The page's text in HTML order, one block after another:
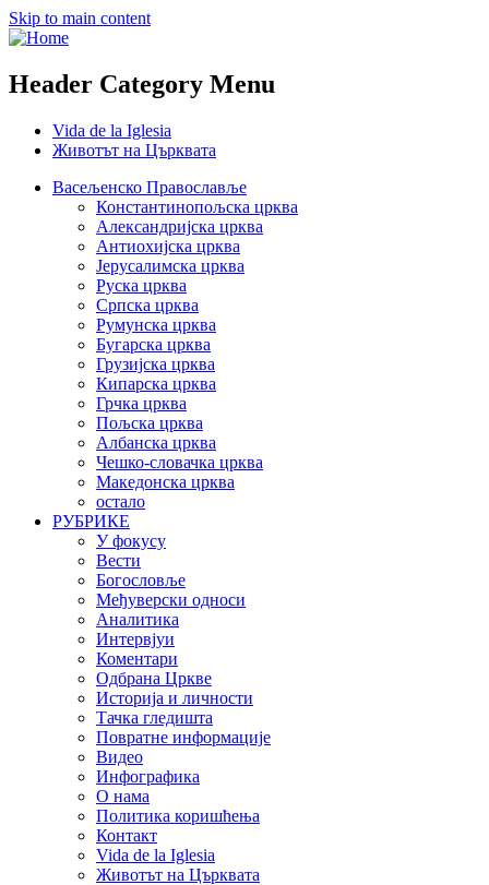
Skip to main content
Header Category Menu
Vida de la Iglesia
Животът на Църквата
Васељенско Православље
Константинопољска црква
Александријска црква
Антиохијска црква
Јерусалимска црква
Руска црква
Српска црква
Румунска црква
Бугарска црква
Грузијска црква
Кипарска црква
Грчка црква
Пољска црква
Албанска црква
Чешко-словачка црква
Македонска црква
остало
РУБРИКЕ
У фокусу
Вести
Богословље
Међуверски односи
Аналитика
Интервјуи
Коментари
Одбрана Цркве
Историја и личности
Тачка гледишта
Повратне информације
Видео
Инфографика
О нама
Политика коришћења
Контакт
Vida de la Iglesia
Животът на Църквата